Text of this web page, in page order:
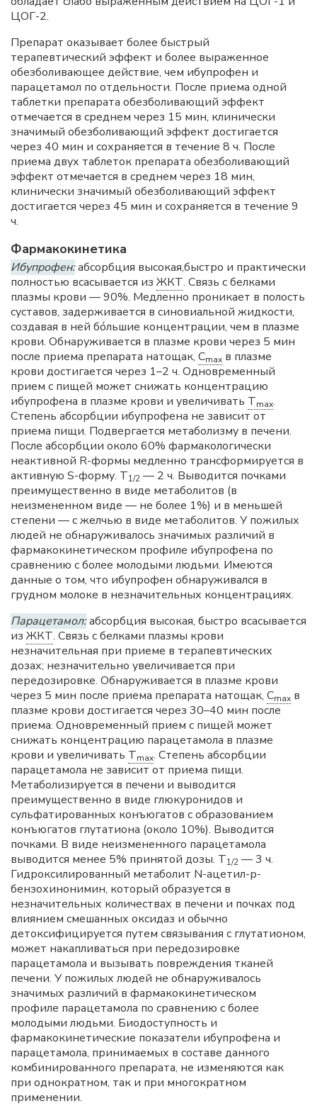
ЦОГ-2.
Препарат оказывает более быстрый
терапевтический эффект и более выраженное
обезболивающее действие, чем ибупрофен и
парацетамол по отдельности. После приема одной
таблетки препарата обезболивающий эффект
отмечается в среднем через 15 мин, клинически
значимый обезболивающий эффект достигается
через 40 мин и сохраняется в течение 8 ч. После
приема двух таблеток препарата обезболивающий
эффект отмечается в среднем через 18 мин,
клинически значимый обезболивающий эффект
достигается через 45 мин и сохраняется в течение 9
ч.
Фармакокинетика
Ибупрофен:абсорбция высокая,быстро и практически
полностью всасывается из ЖКТ. Связь с белками
плазмы крови — 90%. Медленно проникает в полость
суставов, задерживается в синовиальной жидкости,
создавая в ней бóльшие концентрации, чем в плазме
крови. Обнаруживается в плазме крови через 5 мин
после приема препарата натощак, Cmax в плазме
крови достигается через 1–2 ч. Одновременный
прием с пищей может снижать концентрацию
ибупрофена в плазме крови и увеличивать Tmax.
Степень абсорбции ибупрофена не зависит от
приема пищи. Подвергается метаболизму в печени.
После абсорбции около 60% фармакологически
неактивной R-формы медленно трансформируется в
активную S-форму. T1/2 — 2 ч. Выводится почками
преимущественно в виде метаболитов (в
неизмененном виде — не более 1%) и в меньшей
степени — с желчью в виде метаболитов. У пожилых
людей не обнаруживалось значимых различий в
фармакокинетическом профиле ибупрофена по
сравнению с более молодыми людьми. Имеются
данные о том, что ибупрофен обнаруживался в
грудном молоке в незначительных концентрациях.
Парацетамол:абсорбция высокая, быстро всасывается
из ЖКТ. Связь с белками плазмы крови
незначительная при приеме в терапевтических
дозах; незначительно увеличивается при
передозировке. Обнаруживается в плазме крови
через 5 мин после приема препарата натощак, Cmax в
плазме крови достигается через 30–40 мин после
приема. Одновременный прием с пищей может
снижать концентрацию парацетамола в плазме
крови и увеличивать Tmax. Степень абсорбции
парацетамола не зависит от приема пищи.
Метаболизируется в печени и выводится
преимущественно в виде глюкуронидов и
сульфатированных конъюгатов с образованием
конъюгатов глутатиона (около 10%). Выводится
почками. В виде неизмененного парацетамола
выводится менее 5% принятой дозы. T1/2 — 3 ч.
Гидроксилированный метаболит N-ацетил-р-
бензохинонимин, который образуется в
незначительных количествах в печени и почках под
влиянием смешанных оксидаз и обычно
детоксифицируется путем связывания с глутатионом,
может накапливаться при передозировке
парацетамола и вызывать повреждения тканей
печени. У пожилых людей не обнаруживалось
значимых различий в фармакокинетическом
профиле парацетамола по сравнению с более
молодыми людьми. Биодоступность и
фармакокинетические показатели ибупрофена и
парацетамола, принимаемых в составе данного
комбинированного препарата, не изменяются как
при однократном, так и при многократном
применении.